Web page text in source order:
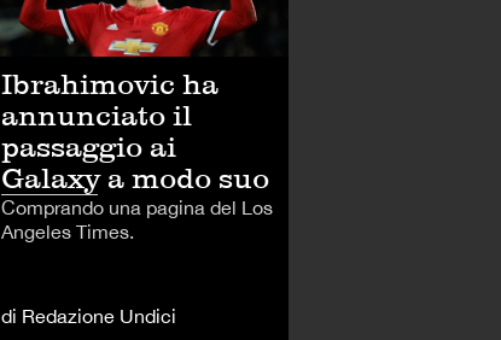
Ibrahimovic ha
annunciato il
passaggio ai
Galaxy a modo suo
Comprando una pagina del Los
Angeles Times.
di Redazione Undici